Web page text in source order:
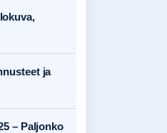
ja
– Paljonko